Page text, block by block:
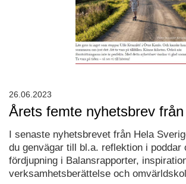
Årets femte nyhetsbrev
I senaste nyhetsbrevet från Hela
du genvägar till bl.a. reflektion i poddar
fördjupning i Balansrapporter,
verksamhetsberättelse och
26.06.2023